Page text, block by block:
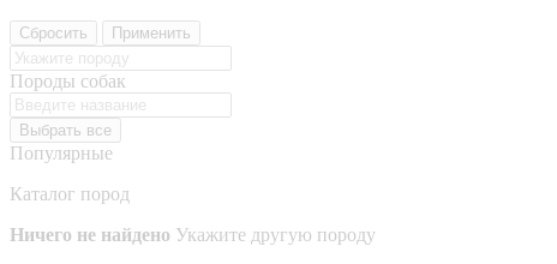
Сбросить Применить
Породы собак
Выбрать все
Популярные
Каталог пород
Ничего не найдено Укажите другую породу